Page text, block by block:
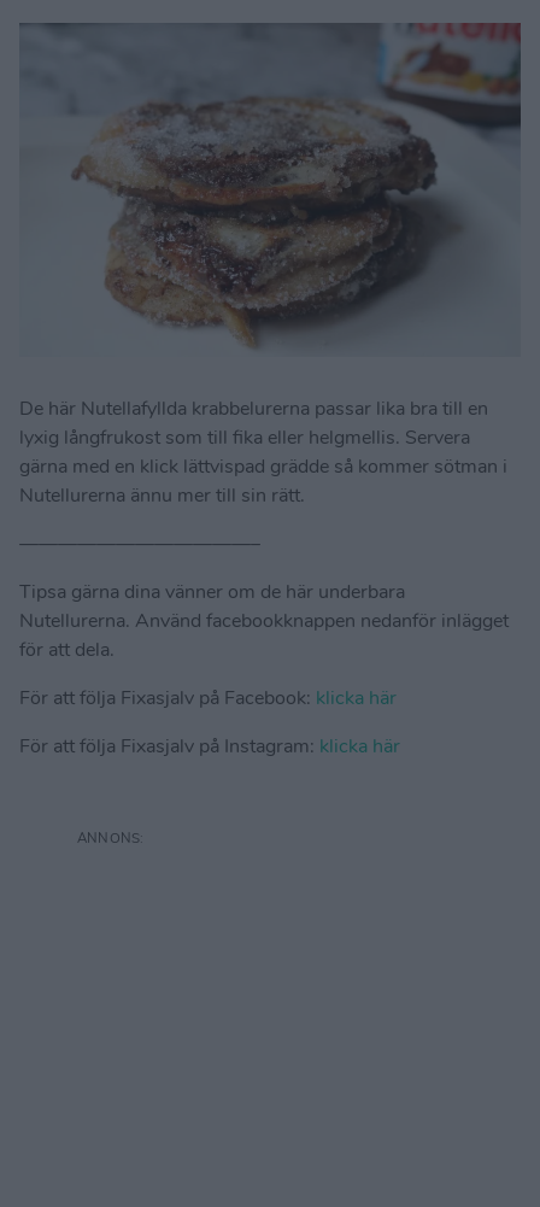
De här Nutellafyllda krabbelurerna passar lika bra till en
lyxig långfrukost som till fika eller helgmellis. Servera
gärna med en klick lättvispad grädde så kommer sötman i
Nutellurerna ännu mer till sin rätt.
————————————–
Tipsa gärna dina vänner om de här underbara
Nutellurerna. Använd facebookknappen nedanför inlägget
för att dela.
För att följa Fixasjalv på Facebook: klicka här
För att följa Fixasjalv på Instagram: klicka här